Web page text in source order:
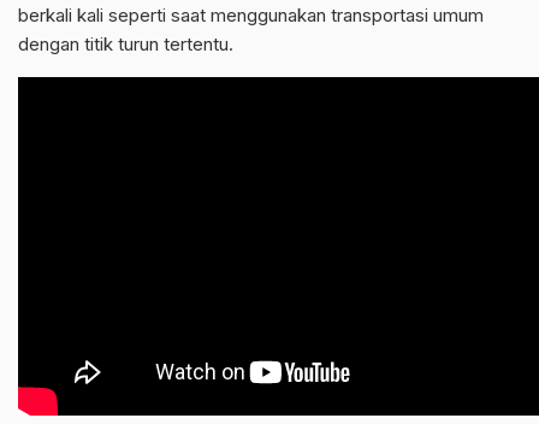
berkali kali seperti saat menggunakan transportasi umum
dengan titik turun tertentu.